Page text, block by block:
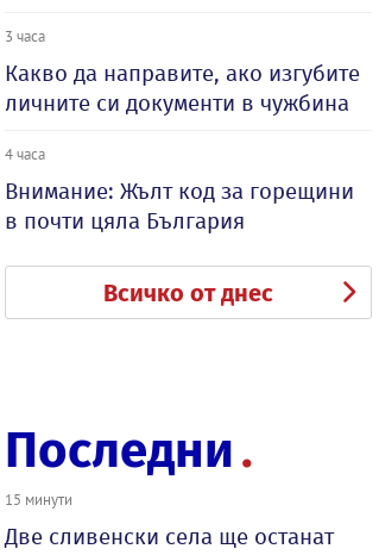
3 часа
Какво да направите, ако изгубите
личните си документи в чужбина
4 часа
Внимание: Жълт код за горещини
в почти цяла България
Всичко от днес
Последни
15 минути
Две сливенски села ще останат